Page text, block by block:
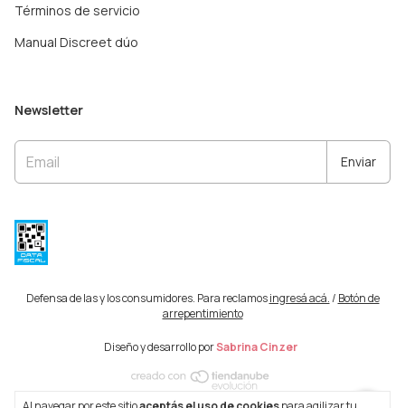
Términos de servicio
Manual Discreet dúo
Newsletter
Defensa de las y los consumidores. Para reclamos ingresá acá./ Botón de
arrepentimiento
Diseño y desarrollo porSabrina Cinzer